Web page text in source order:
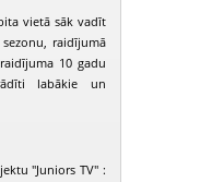
vietā sāk vadīt
raidījumā
10 gadu
labākie un
"Juniors TV" :